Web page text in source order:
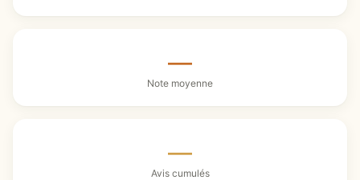
—
Note moyenne
—
Avis cumulés